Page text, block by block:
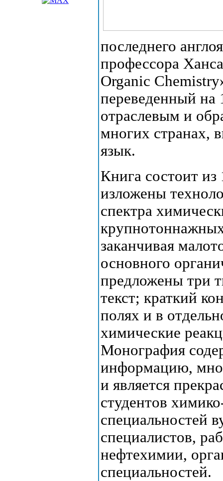
последнего
профессора
Organic
переведенный на
отраслевым и
многих странах,
язык.
Книга состоит
изложены
спектра
заканчивая
основного
предложены три
текст; краткий
полях и в
химические
Монография
информацию,
и является
студентов
специальностей
специалистов,
нефтехимии,
специальностей.